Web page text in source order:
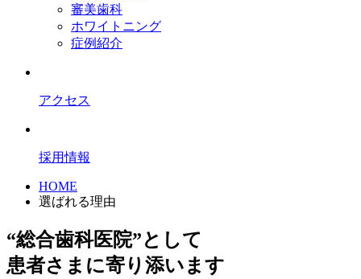
審美歯科
ホワイトニング
症例紹介
アクセス
採用情報
HOME
選ばれる理由
“総合歯科医院”として
患者さまに寄り添います